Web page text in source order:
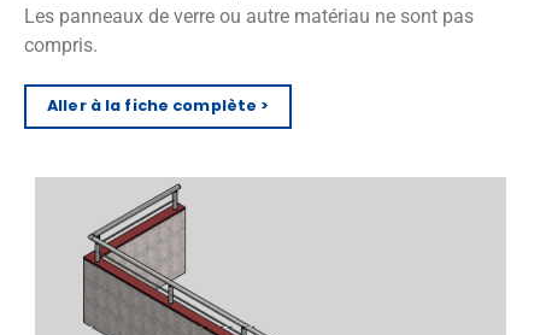
Les panneaux de verre ou autre matériau ne sont pas
compris.
Aller à la fiche complète >